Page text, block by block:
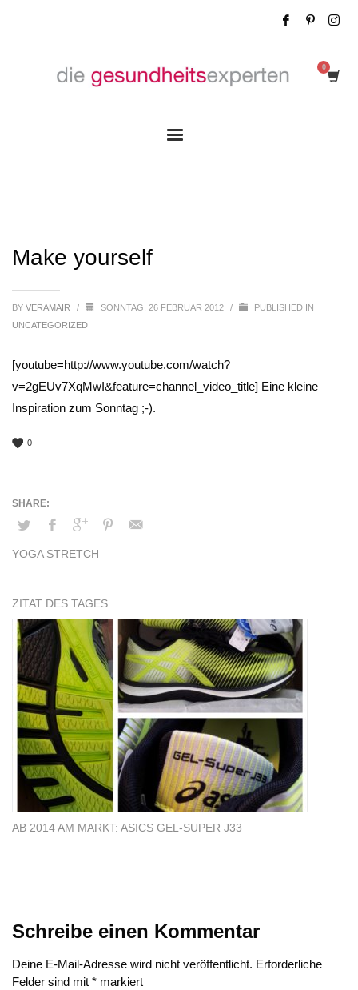
Make yourself
BY VERAMAIR / SONNTAG, 26 FEBRUAR 2012 /
PUBLISHED IN
UNCATEGORIZED
[youtube=http://www.youtube.com/watch?
v=2gEUv7XqMwI&feature=channel_video_title] Eine kleine
Inspiration zum Sonntag ;-).
0
YOGA STRETCH
ZITAT DES TAGES
AB 2014 AM MARKT: ASICS GEL-SUPER J33
Schreibe einen Kommentar
Deine E-Mail-Adresse wird nicht veröffentlicht. Erforderliche
Felder sind mit * markiert